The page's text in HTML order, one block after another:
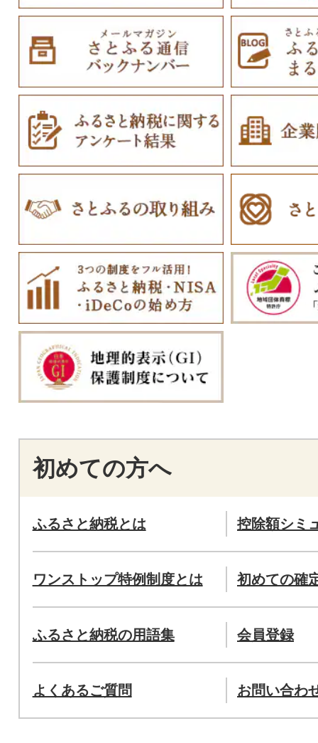
初めての方へ
ふるさと納税とは 控除額シミ
ワンストップ特例制度とは 初めての確
ふるさと納税の用語集 会員登録
よくあるご質問 お問い合わ